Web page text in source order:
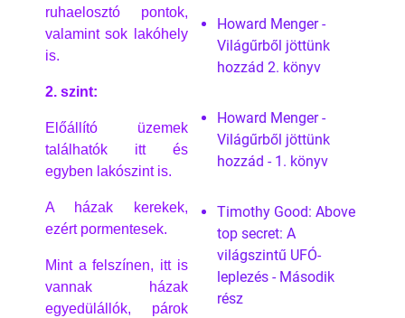
ruhaelosztó pontok,
valamint sok lakóhely
is.
2. szint:
Előállító üzemek
találhatók itt és
egyben lakószint is.
A házak kerekek,
ezért pormentesek.
Mint a felszínen, itt is
vannak házak
egyedülállók, párok
Howard Menger -
Világűrből jöttünk
hozzád 2. könyv
Howard Menger -
Világűrből jöttünk
hozzád - 1. könyv
Timothy Good: Above
top secret: A
világszintű UFÓ-
leplezés - Második
rész